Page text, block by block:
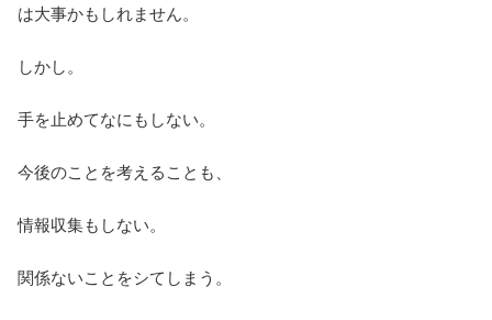
は大事かもしれません。
しかし。
手を止めてなにもしない。
今後のことを考えることも、
情報収集もしない。
関係ないことをシてしまう。